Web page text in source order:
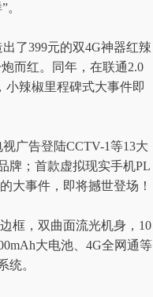
了399元的双4G神器红辣
而红。同年，在联通2.0
小辣椒里程碑式大事件即
广告登陆CCTV-1等13大
牌；首款虚拟现实手机PL
大事件，即将撼世登场！
框，双曲面流光机身，10
大电池、4G全网通等
统。